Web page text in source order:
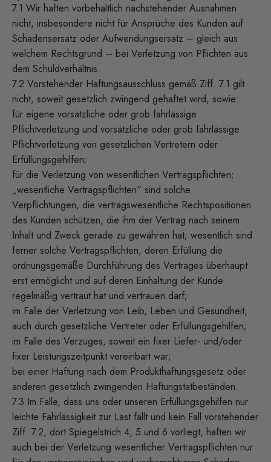
7.1 Wir haften vorbehaltlich nachstehender Ausnahmen
nicht, insbesondere nicht für Ansprüche des Kunden auf
Schadensersatz oder Aufwendungsersatz – gleich aus
welchem Rechtsgrund – bei Verletzung von Pflichten aus
dem Schuldverhältnis.
7.2 Vorstehender Haftungsausschluss gemäß Ziff. 7.1 gilt
nicht, soweit gesetzlich zwingend gehaftet wird, sowie:
für eigene vorsätzliche oder grob fahrlässige
Pflichtverletzung und vorsätzliche oder grob fahrlässige
Pflichtverletzung von gesetzlichen Vertretern oder
Erfüllungsgehilfen;
für die Verletzung von wesentlichen Vertragspflichten;
„wesentliche Vertragspflichten“ sind solche
Verpflichtungen, die vertragswesentliche Rechtspositionen
des Kunden schützen, die ihm der Vertrag nach seinem
Inhalt und Zweck gerade zu gewähren hat; wesentlich sind
ferner solche Vertragspflichten, deren Erfüllung die
ordnungsgemäße Durchführung des Vertrages überhaupt
erst ermöglicht und auf deren Einhaltung der Kunde
regelmäßig vertraut hat und vertrauen darf;
im Falle der Verletzung von Leib, Leben und Gesundheit,
auch durch gesetzliche Vertreter oder Erfüllungsgehilfen;
im Falle des Verzuges, soweit ein fixer Liefer- und/oder
fixer Leistungszeitpunkt vereinbart war;
bei einer Haftung nach dem Produkthaftungsgesetz oder
anderen gesetzlich zwingenden Haftungstatbeständen.
7.3 Im Falle, dass uns oder unseren Erfüllungsgehilfen nur
leichte Fahrlässigkeit zur Last fällt und kein Fall vorstehender
Ziff. 7.2, dort Spiegelstrich 4, 5 und 6 vorliegt, haften wir
auch bei der Verletzung wesentlicher Vertragspflichten nur